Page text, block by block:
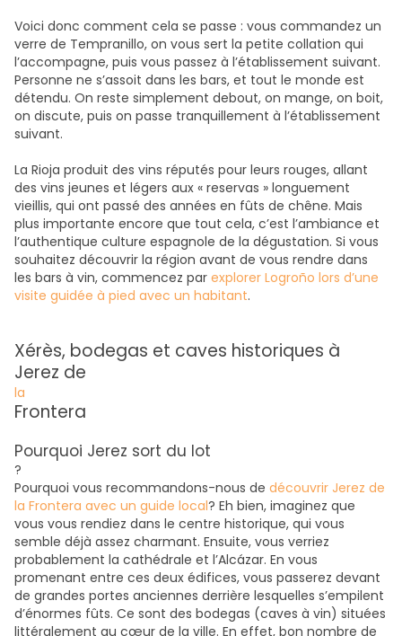
Voici donc comment cela se passe : vous commandez un
verre de Tempranillo, on vous sert la petite collation qui
l’accompagne, puis vous passez à l’établissement suivant.
Personne ne s’assoit dans les bars, et tout le monde est
détendu. On reste simplement debout, on mange, on boit,
on discute, puis on passe tranquillement à l’établissement
suivant.
La Rioja produit des vins réputés pour leurs rouges, allant
des vins jeunes et légers aux « reservas » longuement
vieillis, qui ont passé des années en fûts de chêne. Mais
plus importante encore que tout cela, c’est l’ambiance et
l’authentique culture espagnole de la dégustation. Si vous
souhaitez découvrir la région avant de vous rendre dans
les bars à vin, commencez par explorer Logroño lors d’une
visite guidée à pied avec un habitant.
Xérès, bodegas et caves historiques à
Jerez de
la
Frontera
Pourquoi Jerez sort du lot
?
Pourquoi vous recommandons-nous de découvrir Jerez de
la Frontera avec un guide local? Eh bien, imaginez que
vous vous rendiez dans le centre historique, qui vous
semble déjà assez charmant. Ensuite, vous verriez
probablement la cathédrale et l’Alcázar. En vous
promenant entre ces deux édifices, vous passerez devant
de grandes portes anciennes derrière lesquelles s’empilent
d’énormes fûts. Ce sont des bodegas (caves à vin) situées
littéralement au cœur de la ville. En effet, bon nombre de